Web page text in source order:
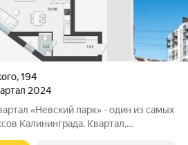
,194
2024
«Невский парк» - один из самых
Калининграда. Квартал,